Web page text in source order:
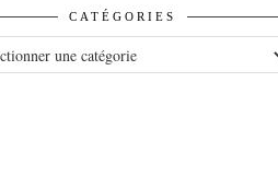
CATÉGORIES